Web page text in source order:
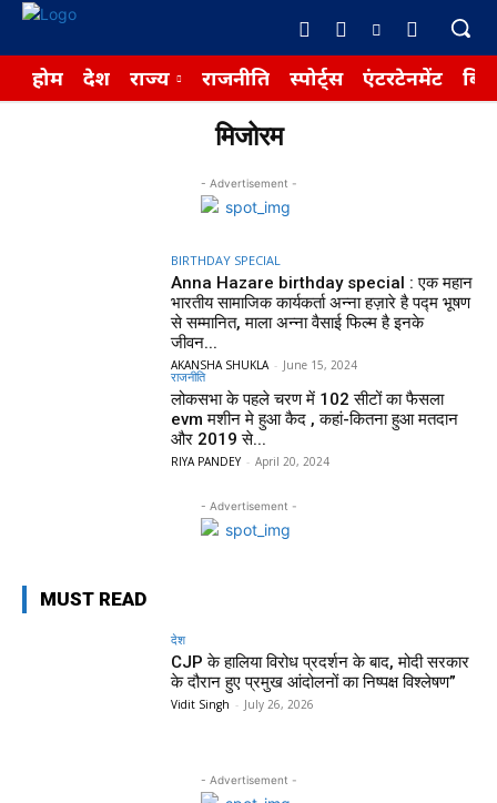
होम देश राज्य राजनीति स्पोर्ट्स एंटरटेनमेंट
मिजोरम
- Advertisement -
BIRTHDAY SPECIAL
Anna Hazare birthday special : एक महान
भारतीय सामाजिक कार्यकर्ता अन्ना हज़ारे है पद्म भूषण
से सम्मानित, माला अन्ना वैसाई फिल्म है इनके
जीवन...
AKANSHA SHUKLA - June 15, 2024
राजनीति
लोकसभा के पहले चरण में 102 सीटों का फैसला
evm मशीन मे हुआ कैद , कहां-कितना हुआ मतदान
और 2019 से...
RIYA PANDEY - April 20, 2024
- Advertisement -
MUST READ
देश
CJP के हालिया विरोध प्रदर्शन के बाद, मोदी सरकार
के दौरान हुए प्रमुख आंदोलनों का निष्पक्ष विश्लेषण”
Vidit Singh - July 26, 2026
- Advertisement -